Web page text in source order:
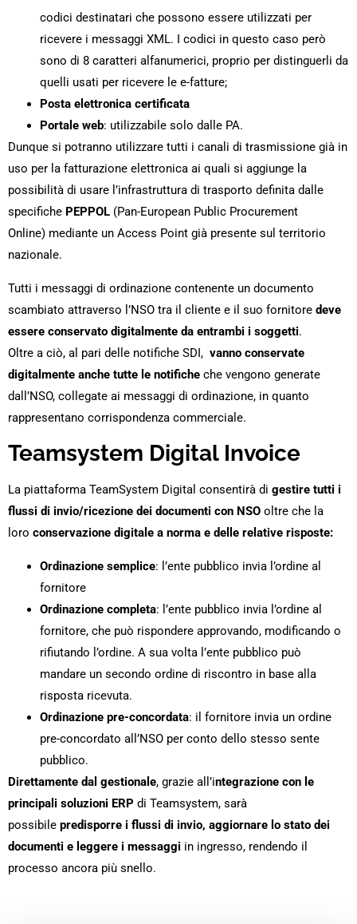
codici destinatari che possono essere utilizzati per
ricevere i messaggi XML. I codici in questo caso però
sono di 8 caratteri alfanumerici, proprio per distinguerli da
quelli usati per ricevere le e-fatture;
Posta elettronica certificata
Portale web: utilizzabile solo dalle PA.
Dunque si potranno utilizzare tutti i canali di trasmissione già in
uso per la fatturazione elettronica ai quali si aggiunge la
possibilità di usare l’infrastruttura di trasporto definita dalle
specifiche PEPPOL (Pan-European Public Procurement
Online) mediante un Access Point già presente sul territorio
nazionale.
Tutti i messaggi di ordinazione contenente un documento
scambiato attraverso l’NSO tra il cliente e il suo fornitore deve
essere conservato digitalmente da entrambi i soggetti.
Oltre a ciò, al pari delle notifiche SDI, vanno conservate
digitalmente anche tutte le notifiche che vengono generate
dall’NSO, collegate ai messaggi di ordinazione, in quanto
rappresentano corrispondenza commerciale.
Teamsystem Digital Invoice
La piattaforma TeamSystem Digital consentirà di gestire tutti i
flussi di invio/ricezione dei documenti con NSO oltre che la
loro conservazione digitale a norma e delle relative risposte:
Ordinazione semplice: l’ente pubblico invia l’ordine al
fornitore
Ordinazione completa: l’ente pubblico invia l’ordine al
fornitore, che può rispondere approvando, modificando o
rifiutando l’ordine. A sua volta l’ente pubblico può
mandare un secondo ordine di riscontro in base alla
risposta ricevuta.
Ordinazione pre-concordata: il fornitore invia un ordine
pre-concordato all’NSO per conto dello stesso sente
pubblico.
Direttamente dal gestionale, grazie all’integrazione con le
principali soluzioni ERP di Teamsystem, sarà
possibile predisporre i flussi di invio, aggiornare lo stato dei
documenti e leggere i messaggi in ingresso, rendendo il
processo ancora più snello.